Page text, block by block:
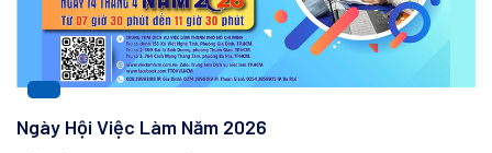
Ngày Hội Việc Làm Năm 2026